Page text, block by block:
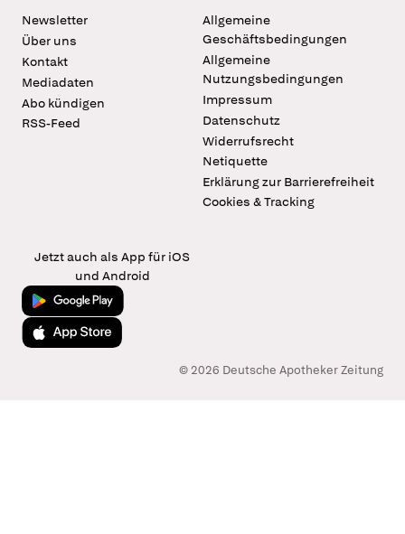
Newsletter
Über uns
Kontakt
Mediadaten
Abo kündigen
RSS-Feed
Allgemeine
Geschäftsbedingungen
Allgemeine
Nutzungsbedingungen
Impressum
Datenschutz
Widerrufsrecht
Netiquette
Erklärung zur Barrierefreiheit
Cookies & Tracking
Jetzt auch als App für iOS
und Android
Jetzt bei Google Play
Laden im App Store
© 2026 Deutsche Apotheker Zeitung